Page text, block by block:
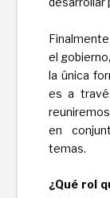
el
la única
es a
en
temas.
¿Qué rol